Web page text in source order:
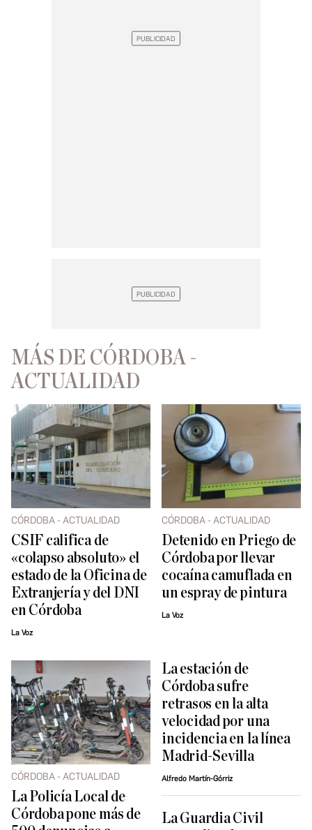
MÁS DE CÓRDOBA -
ACTUALIDAD
CÓRDOBA - ACTUALIDAD
CSIF califica de
«colapso absoluto» el
estado de la Oficina de
Extranjería y del DNI
en Córdoba
La Voz
CÓRDOBA - ACTUALIDAD
Detenido en Priego de
Córdoba por llevar
cocaína camuflada en
un espray de pintura
La Voz
CÓRDOBA - ACTUALIDAD
La Policía Local de
Córdoba pone más de
La estación de
Córdoba sufre
retrasos en la alta
velocidad por una
incidencia en la línea
Madrid-Sevilla
Alfredo Martín-Górriz
La Guardia Civil